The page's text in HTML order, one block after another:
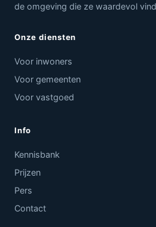
de omgeving die ze waardevol
Onze diensten
Voor inwoners
Voor gemeenten
Voor vastgoed
Info
Kennisbank
Prijzen
Pers
Contact